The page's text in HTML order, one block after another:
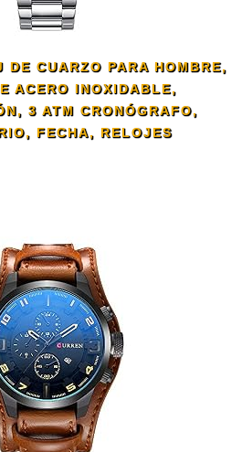
DE CUARZO PARA HOMBRE,
ACERO INOXIDABLE,
3 ATM CRONÓGRAFO,
FECHA, RELOJES